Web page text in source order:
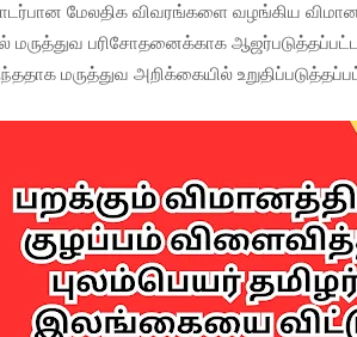
மேலதிக விவரங்களை வழங்கிய
மருத்துவ பரிசோதனைக்காக
மருத்துவ அறிக்கையில்